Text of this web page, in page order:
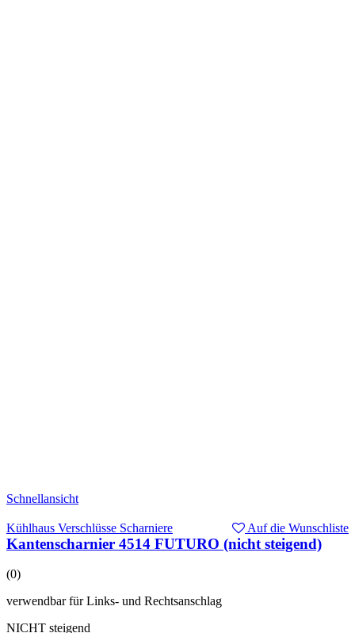
Schnellansicht
Kühlhaus Verschlüsse Scharniere Auf die Wunschliste
Kantenscharnier 4514 FUTURO (nicht steigend)
(0)
verwendbar für Links- und Rechtsanschlag
NICHT steigend